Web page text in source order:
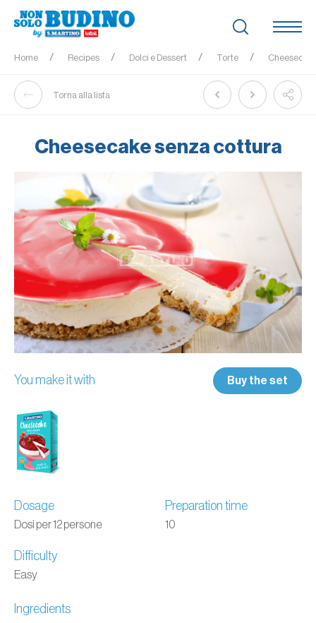
Home Recipes Dolci e Dessert Torte
Torna alla lista
Cheesecake senza cottura
You make it with Buy the set
Dosage
Dosi per 12 persone
Preparation time
10
Difficulty
Easy
Ingredients